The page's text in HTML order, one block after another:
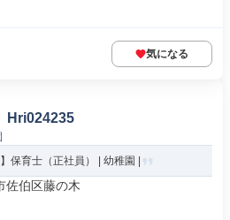
気になる
Hri024235
保育士（正社員） | 幼稚園 |
佐伯区藤の木